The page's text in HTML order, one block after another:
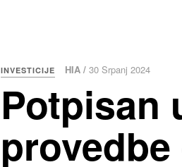
INVESTICIJE HIA / 30 Srpanj 2024
Potpisan